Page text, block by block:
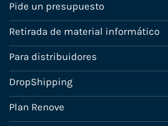
Pide un presupuesto
Retirada de material informático
Para distribuidores
DropShipping
Plan Renove